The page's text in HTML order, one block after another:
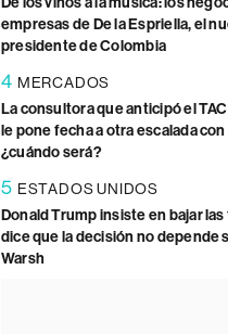
empresas de De la Espriella, el
presidente de Colombia
4 MERCADOS
La consultora que anticipó el
le pone fecha a otra escalada con
¿cuándo será?
5 ESTADOS UNIDOS
Donald Trump insiste en bajar
dice que la decisión no depende
Warsh